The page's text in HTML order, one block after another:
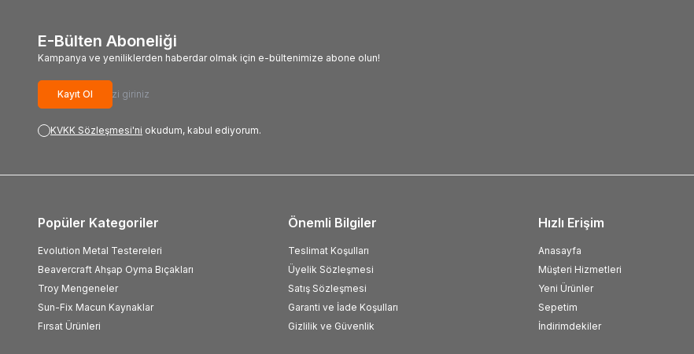
E-Bülten Aboneliği
Kampanya ve yeniliklerden haberdar olmak için e-bültenimize abone olun!
Kayıt Ol
KVKK Sözleşmesi'ni okudum, kabul ediyorum.
Popüler Kategoriler
Evolution Metal Testereleri
Beavercraft Ahşap Oyma Bıçakları
Troy Mengeneler
Sun-Fix Macun Kaynaklar
Fırsat Ürünleri
Önemli Bilgiler
Teslimat Koşulları
Üyelik Sözleşmesi
Satış Sözleşmesi
Garanti ve İade Koşulları
Gizlilik ve Güvenlik
Hızlı Erişim
Anasayfa
Müşteri Hizmetleri
Yeni Ürünler
Sepetim
İndirimdekiler